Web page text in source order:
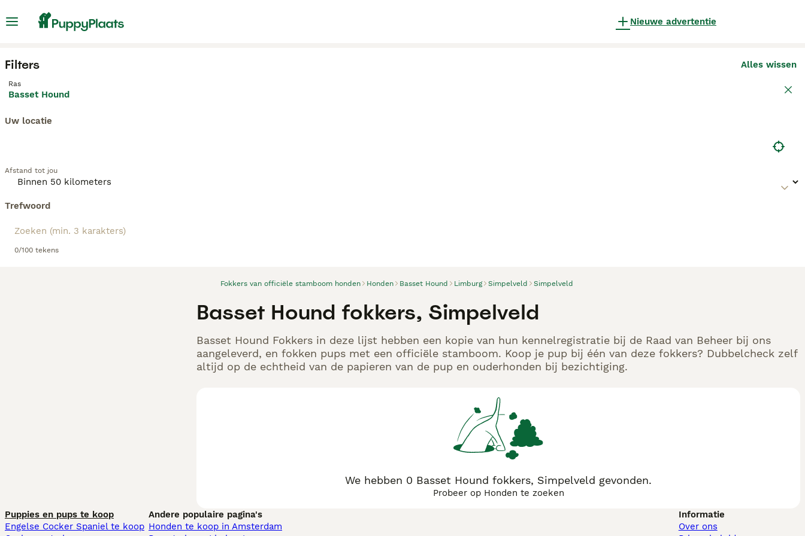
Nieuwe advertentie
Filters Alles wissen
Ras
Basset Hound
Uw locatie
Afstand tot jou
Trefwoord
0/100 tekens
Fokkers van officiële stamboom honden Honden Basset Hound Limburg Simpelveld Simpelveld
Basset Hound fokkers, Simpelveld
Basset Hound Fokkers in deze lijst hebben een kopie van hun kennelregistratie bij de Raad van Beheer bij ons
aangeleverd, en fokken pups met een officiële stamboom. Koop je pup bij één van deze fokkers? Dubbelcheck zelf
altijd op de echtheid van de papieren van de pup en ouderhonden bij bezichtiging.
We hebben 0 Basset Hound fokkers, Simpelveld gevonden.
Probeer op Honden te zoeken
Puppies en pups te koop
Engelse Cocker Spaniel te koop
Andere populaire pagina's
Honden te koop in Amsterdam
Informatie
Over ons